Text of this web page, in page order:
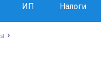
ИП Налоги